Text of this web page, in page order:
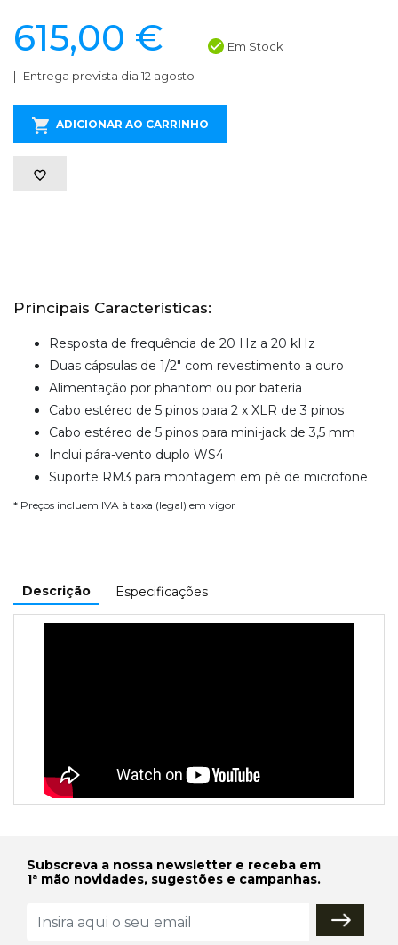
615,00 € Em Stock
Entrega prevista dia 12 agosto
ADICIONAR AO CARRINHO
Principais Caracteristicas:
Resposta de frequência de 20 Hz a 20 kHz
Duas cápsulas de 1/2" com revestimento a ouro
Alimentação por phantom ou por bateria
Cabo estéreo de 5 pinos para 2 x XLR de 3 pinos
Cabo estéreo de 5 pinos para mini-jack de 3,5 mm
Inclui pára-vento duplo WS4
Suporte RM3 para montagem em pé de microfone
* Preços incluem IVA à taxa (legal) em vigor
Descrição Especificações
Subscreva a nossa newsletter e receba em
1ª mão novidades, sugestões e campanhas.